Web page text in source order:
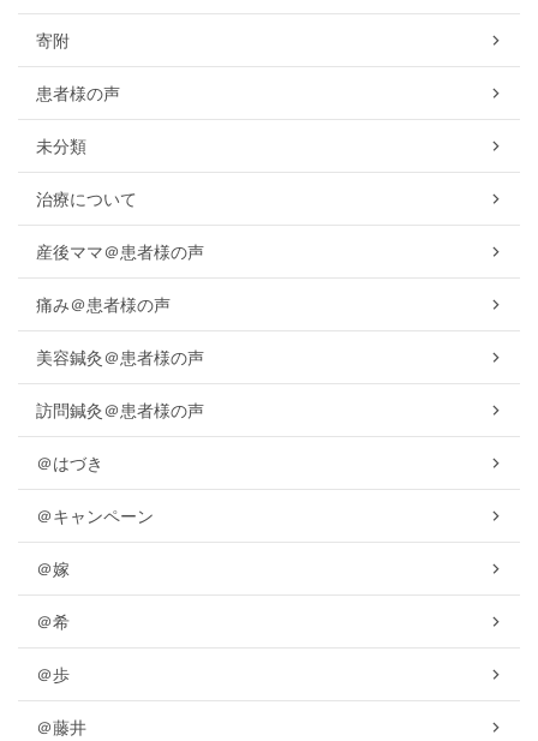
寄附
患者様の声
未分類
治療について
産後ママ＠患者様の声
痛み＠患者様の声
美容鍼灸＠患者様の声
訪問鍼灸＠患者様の声
＠はづき
＠キャンペーン
＠嫁
＠希
＠歩
＠藤井